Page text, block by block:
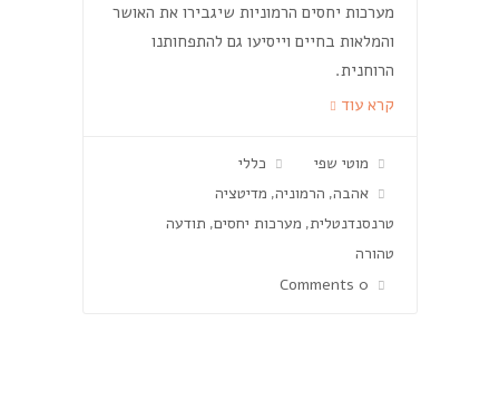
מערכות יחסים הרמוניות שיגבירו את האושר
והמלאות בחיים וייסיעו גם להתפחותנו
הרוחנית.
קרא עוד
מוטי שפי
כללי
אהבה, הרמוניה, מדיטציה
טרנסנדנטלית, מערכות יחסים, תודעה
טהורה
0 Comments